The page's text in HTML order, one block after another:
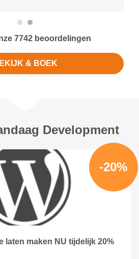
7742 beoordelingen
& BOEK
Development
-20%
laten maken NU tijdelijk 20%